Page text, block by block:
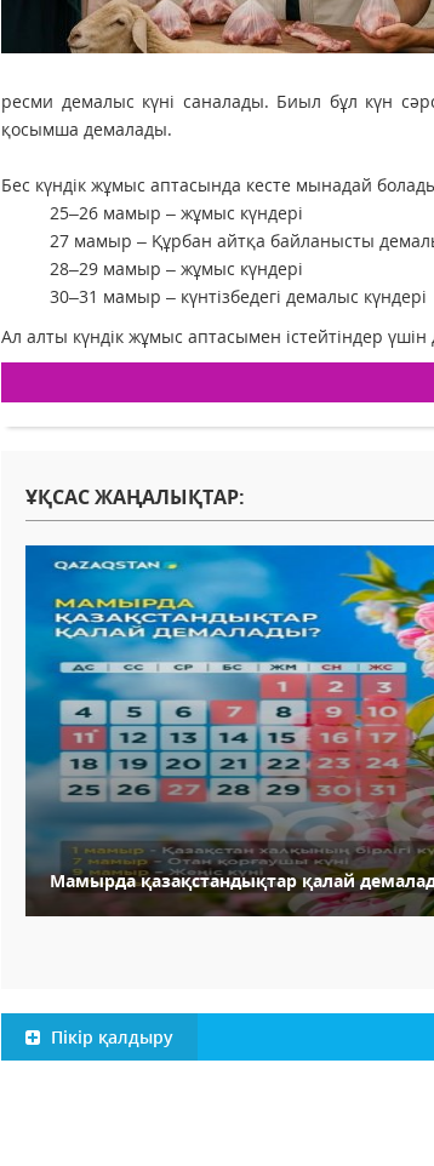
ресми демалыс күні саналады. Биыл бұл күн
қосымша демалады.
Бес күндік жұмыс аптасында кесте мынадай
25–26 мамыр – жұмыс күндері
27 мамыр – Құрбан айтқа байланысты
28–29 мамыр – жұмыс күндері
30–31 мамыр – күнтізбедегі демалыс күндері
Ал алты күндік жұмыс аптасымен істейтіндер
ҰҚСАС ЖАҢАЛЫҚТАР:
Мамырда қазақстандықтар қалай
Пікір қалдыру